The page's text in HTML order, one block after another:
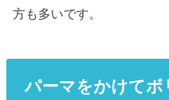
方も多いです。
パーマをかけて